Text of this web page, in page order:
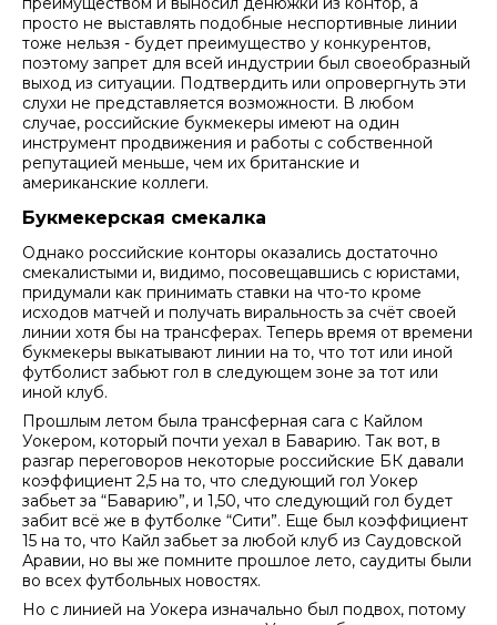
просто не выставлять подобные неспортивные линии
тоже нельзя - будет преимущество у конкурентов,
поэтому запрет для всей индустрии был своеобразный
выход из ситуации. Подтвердить или опровергнуть эти
слухи не представляется возможности. В любом
случае, российские букмекеры имеют на один
инструмент продвижения и работы с собственной
репутацией меньше, чем их британские и
американские коллеги.
Букмекерская смекалка
Однако российские конторы оказались достаточно
смекалистыми и, видимо, посовещавшись с юристами,
придумали как принимать ставки на что-то кроме
исходов матчей и получать виральность за счёт своей
линии хотя бы на трансферах. Теперь время от времени
букмекеры выкатывают линии на то, что тот или иной
футболист забьют гол в следующем зоне за тот или
иной клуб.
Прошлым летом была трансферная сага с Кайлом
Уокером, который почти уехал в Баварию. Так вот, в
разгар переговоров некоторые российские БК давали
коэффициент 2,5 на то, что следующий гол Уокер
забьет за “Баварию”, и 1,50, что следующий гол будет
забит всё же в футболке “Сити”. Еще был коэффициент
15 на то, что Кайл забьет за любой клуб из Саудовской
Аравии, но вы же помните прошлое лето, саудиты были
во всех футбольных новостях.
Но с линией на Уокера изначально был подвох, потому